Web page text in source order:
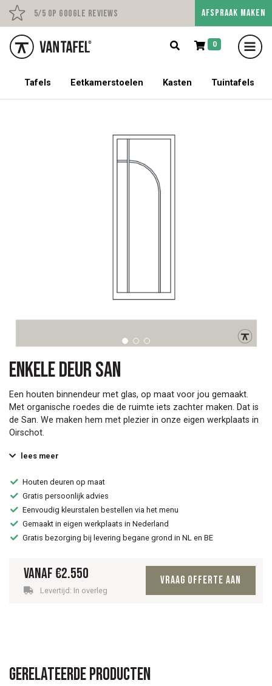
5/5 op Google Reviews Persoonlijk advies op
AFSPRAAK MAKEN
0
5% korting op een tafel met stoelen!
Tafels Eetkamerstoelen Kasten Tuintafels
Enkele deur San
Een houten binnendeur met glas, op maat voor jou gemaakt.
Met organische roedes die de ruimte iets zachter maken. Dat is
de San. We maken hem met plezier in onze eigen werkplaats in
Oirschot.
lees meer
Houten deuren op maat
Gratis persoonlijk advies
Eenvoudig kleurstalen bestellen via het menu
Gemaakt in eigen werkplaats in Nederland
Gratis bezorging bij levering begane grond in NL en BE
Vanaf €2.550
Levertijd: In overleg
Vraag offerte aan
Gerelateerde producten